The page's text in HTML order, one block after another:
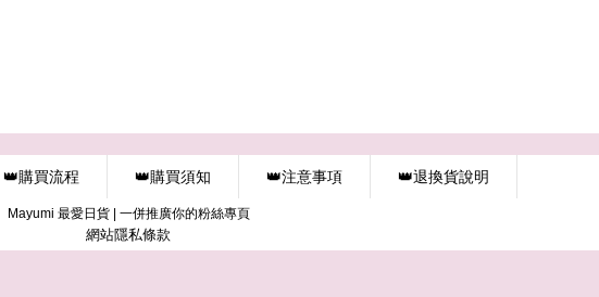
👑購買流程 👑購買須知 👑注意事項 👑退換貨說明
Mayumi 最愛日貨| 一併推廣你的粉絲專頁
網站隱私條款